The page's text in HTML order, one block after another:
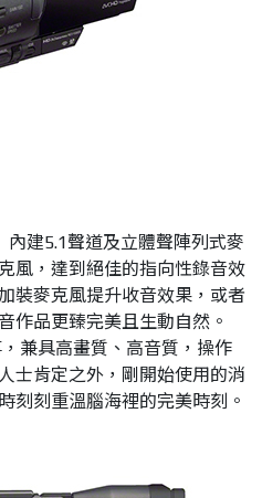
內建5.1聲道及立體聲陣列式麥
風，達到絕佳的指向性錄音效
裝麥克風提升收音效果，或者
作品更臻完美且生動自然。
兼具高畫質、高音質，操作
士肯定之外，剛開始使用的消
刻刻重溫腦海裡的完美時刻。